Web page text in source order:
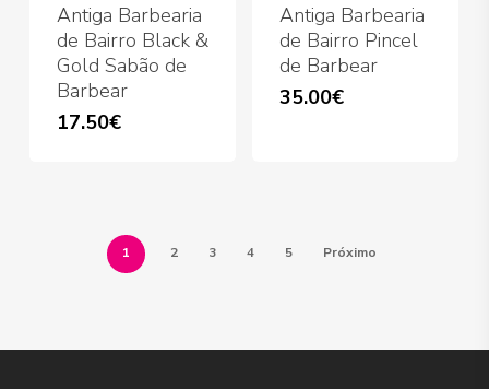
Antiga Barbearia
de Bairro Black &
Gold Sabão de
Barbear
17.50€
Antiga Barbearia
de Bairro Pincel
de Barbear
35.00€
1 2 3 4 5 Próximo